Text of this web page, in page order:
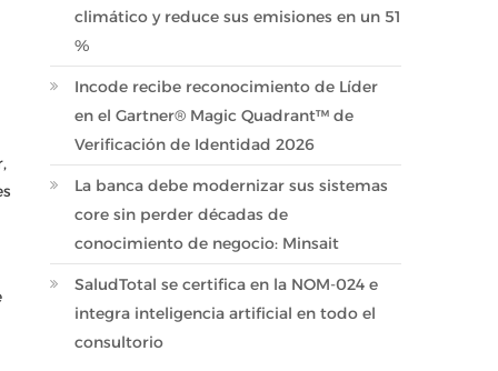
climático y reduce sus emisiones en un 51
%
Incode recibe reconocimiento de Líder
en el Gartner® Magic Quadrant™ de
Verificación de Identidad 2026
La banca debe modernizar sus sistemas
core sin perder décadas de
conocimiento de negocio: Minsait
SaludTotal se certifica en la NOM-024 e
integra inteligencia artificial en todo el
consultorio